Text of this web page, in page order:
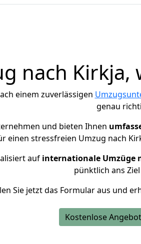
nach
einem zuverlässigen
genau
und bieten Ihnen
einen stressfreien Umzug nach
auf internationale Umzüge
pünktlich ans
Sie jetzt das Formular aus und
Kostenlose